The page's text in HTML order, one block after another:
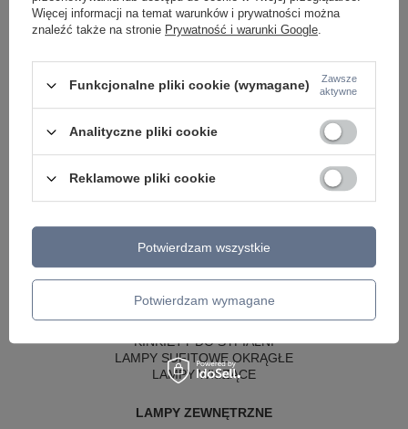
KINKIETY NAD LUSTRO
ŻYRANDOLE
LAMPY WISZĄCE CZARNE
LAMPY WISZĄCE - OKRĘGI
KINKIETY DO SYPIALNI
LAMPY SUFITOWE OKRĄGŁE
LAMPY WISZĄCE
LAMPY ZEWNĘTRZNE
Więcej informacji na temat warunków i prywatności można
znaleźć także na stronie Prywatność i warunki Google.
Funkcjonalne pliki cookie (wymagane)
Zawsze
aktywne
Analityczne pliki cookie
Reklamowe pliki cookie
Potwierdzam wymagane
Potwierdzam wszystkie